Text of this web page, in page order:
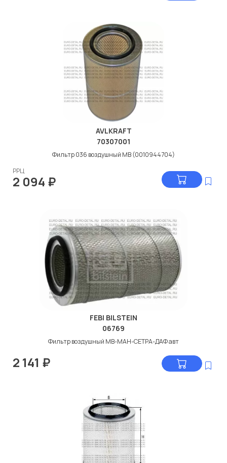
AVLKRAFT
70307001
Фильтр 036 воздушный МВ (0010944704)
РРЦ
2 094 ₽
FEBI BILSTEIN
06769
Фильтр воздушный МВ-МАН-СЕТРА-ДАФ авт
2 141 ₽